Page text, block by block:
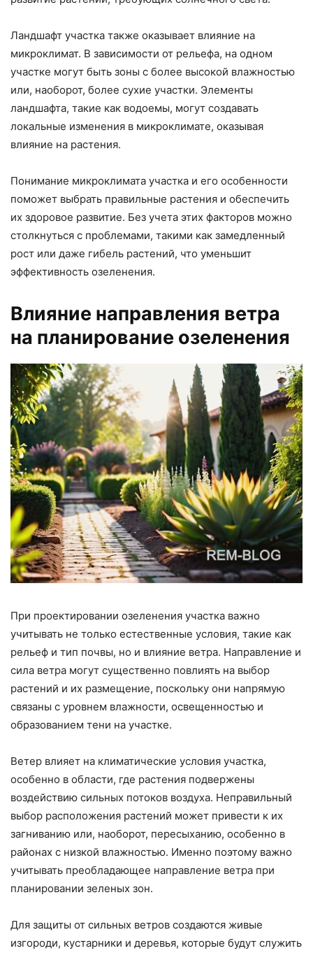
Ландшафт участка также оказывает влияние на
микроклимат. В зависимости от рельефа, на одном
участке могут быть зоны с более высокой влажностью
или, наоборот, более сухие участки. Элементы
ландшафта, такие как водоемы, могут создавать
локальные изменения в микроклимате, оказывая
влияние на растения.
Понимание микроклимата участка и его особенности
поможет выбрать правильные растения и обеспечить
их здоровое развитие. Без учета этих факторов можно
столкнуться с проблемами, такими как замедленный
рост или даже гибель растений, что уменьшит
эффективность озеленения.
Влияние направления ветра
на планирование озеленения
При проектировании озеленения участка важно
учитывать не только естественные условия, такие как
рельеф и тип почвы, но и влияние ветра. Направление и
сила ветра могут существенно повлиять на выбор
растений и их размещение, поскольку они напрямую
связаны с уровнем влажности, освещенностью и
образованием тени на участке.
Ветер влияет на климатические условия участка,
особенно в области, где растения подвержены
воздействию сильных потоков воздуха. Неправильный
выбор расположения растений может привести к их
загниванию или, наоборот, пересыханию, особенно в
районах с низкой влажностью. Именно поэтому важно
учитывать преобладающее направление ветра при
планировании зеленых зон.
Для защиты от сильных ветров создаются живые
изгороди, кустарники и деревья, которые будут служить